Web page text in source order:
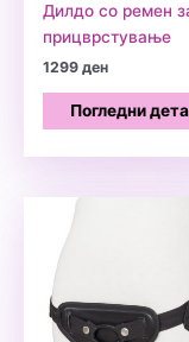
Дилдо со ремен
прицврстување
1299ден
Погледни